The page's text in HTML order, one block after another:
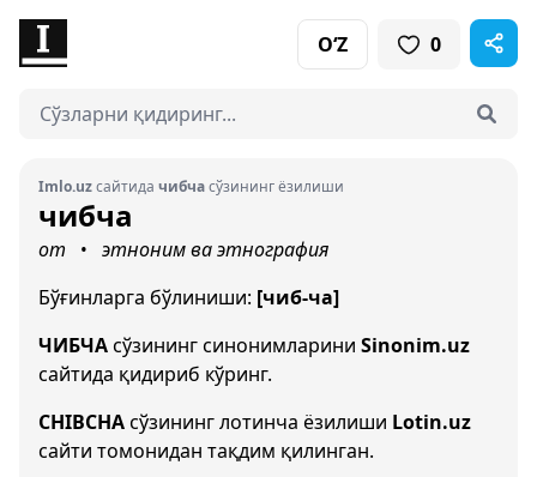
O‘Z 0
Imlo.uzсайтида чибчасўзининг ёзилиши
чибча
от •
этноним ва этнография
Бўғинларга бўлиниши: [чиб-ча]
ЧИБЧАсўзининг синонимларини Sinonim.uz
сайтида қидириб кўринг.
CHIBCHAсўзининг лотинча ёзилиши Lotin.uz
сайти томонидан тақдим қилинган.